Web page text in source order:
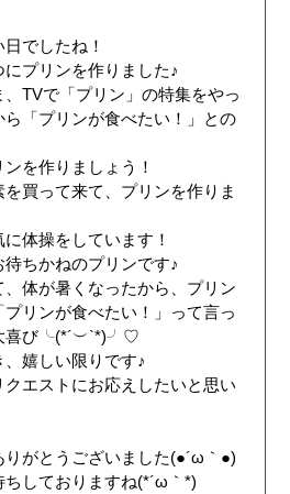
でしたね！
プリンを作りました♪
TVで「プリン」の特集をやっ
「プリンが食べたい！」との
を作りましょう！
買って来て、プリンを作りま
体操をしています！
ちかねのプリンです♪
体が暑くなったから、プリン
リンが食べたい！」って言っ
喜び╰(*´︶`*)╯♡
嬉しい限りです♪
エストにお応えしたいと思い
がとうございました(●´ω｀●)
ちしておりますね(*´ω｀*)